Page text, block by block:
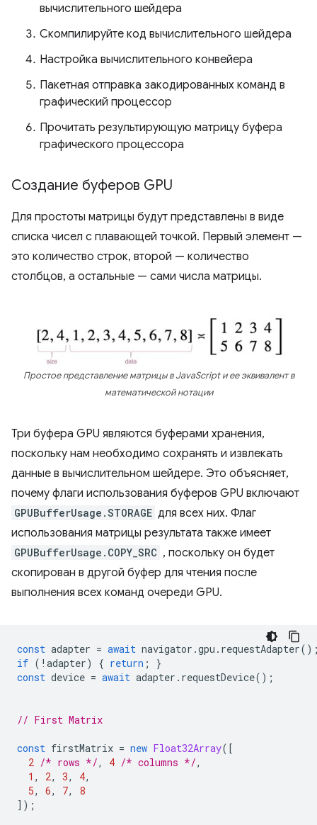
вычислительного шейдера
Скомпилируйте код вычислительного шейдера
Настройка вычислительного конвейера
Пакетная отправка закодированных команд в
графический процессор
Прочитать результирующую матрицу буфера
графического процессора
Создание буферов GPU
Для простоты матрицы будут представлены в виде
списка чисел с плавающей точкой. Первый элемент —
это количество строк, второй — количество
столбцов, а остальные — сами числа матрицы.
Простое представление матрицы в JavaScript и ее эквивалент в
математической нотации
Три буфера GPU являются буферами хранения,
поскольку нам необходимо сохранять и извлекать
данные в вычислительном шейдере. Это объясняет,
почему флаги использования буферов GPU включают
GPUBufferUsage.STORAGE для всех них. Флаг
использования матрицы результата также имеет
GPUBufferUsage.COPY_SRC , поскольку он будет
скопирован в другой буфер для чтения после
выполнения всех команд очереди GPU.
const adapter = await navigator .gpu . requestAdapter
if ( ! adapter) { return ;
}
const device = await adapter . requestDevice();
// First Matrix
const firstMatrix = new Float32Array([
2 /* rows */, 4 /* columns */,
1 , 2, 3, 4,
5, 6, 7,
8
]);